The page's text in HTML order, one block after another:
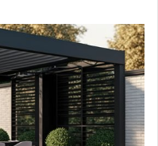
projekt ni